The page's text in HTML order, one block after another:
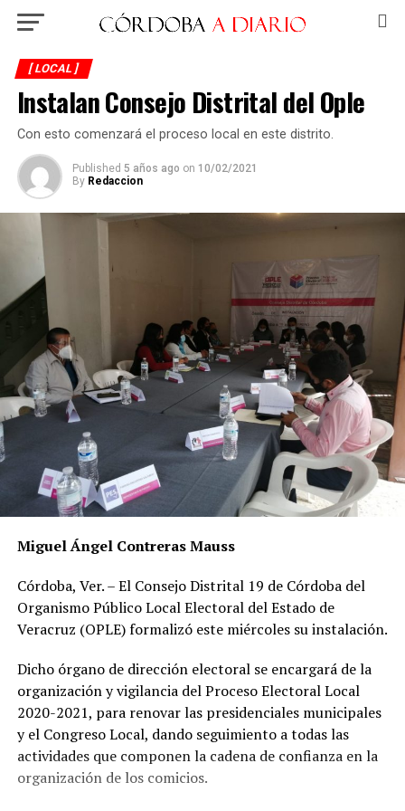
[ LOCAL ]
Instalan Consejo Distrital del Ople
Con esto comenzará el proceso local en este distrito.
Published 5 años ago on 10/02/2021
By Redaccion
Miguel Ángel Contreras Mauss
Córdoba, Ver. – El Consejo Distrital 19 de Córdoba del
Organismo Público Local Electoral del Estado de
Veracruz (OPLE) formalizó este miércoles su instalación.
Dicho órgano de dirección electoral se encargará de la
organización y vigilancia del Proceso Electoral Local
2020-2021, para renovar las presidenciales municipales
y el Congreso Local, dando seguimiento a todas las
actividades que componen la cadena de confianza en la
organización de los comicios.